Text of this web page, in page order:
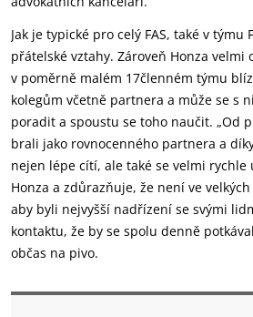
Jak je typické pro celý FAS, také v
přátelské vztahy. Zároveň Honza velmi
v poměrně malém 17členném týmu
kolegům včetně partnera a může se s
poradit a spoustu se toho naučit. „Od
brali jako rovnocenného partnera a
nejen lépe cítí, ale také se velmi rychle
Honza a zdůrazňuje, že není ve
aby byli nejvyšší nadřízení se svými
kontaktu, že by se spolu denně
občas na pivo.